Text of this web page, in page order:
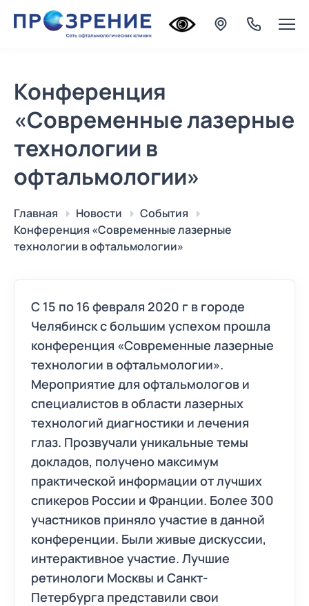
Конференция
«Современные лазерные
технологии в
офтальмологии»
Главная Новости
События
Конференция «Современные лазерные
технологии в офтальмологии»
С 15 по 16 февраля 2020 г в городе
Челябинск с большим успехом прошла
конференция «Современные лазерные
технологии в офтальмологии».
Мероприятие для офтальмологов и
специалистов в области лазерных
технологий диагностики и лечения
глаз. Прозвучали уникальные темы
докладов, получено максимум
практической информации от лучших
спикеров России и Франции. Более 300
участников приняло участие в данной
конференции. Были живые дискуссии,
интерактивное участие. Лучшие
ретинологи Москвы и Санкт-
Петербурга представили свои